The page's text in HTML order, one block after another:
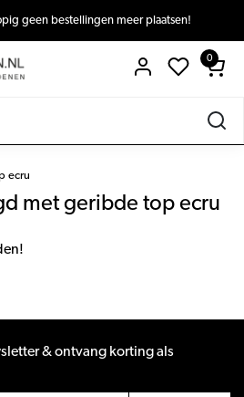
geen bestellingen meer plaatsen!
0
ecru
met geribde top ecru
& ontvang korting als